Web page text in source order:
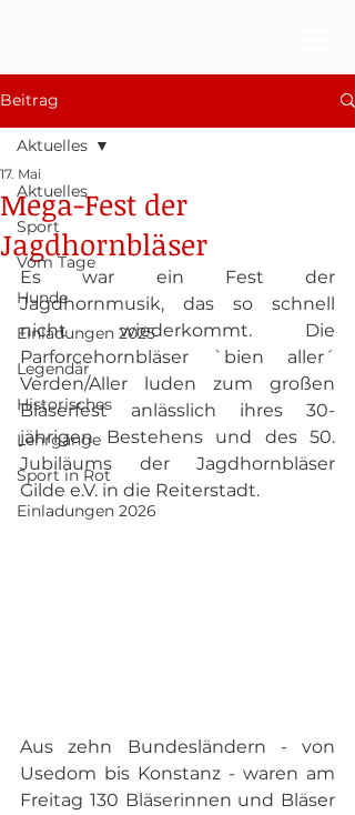
Beitrag
Aktuelles
Sport
Vom Tage
Hunde
Einladungen 2025
Legendär
Historisches
Lehrgänge
Sport in Rot
Einladungen 2026
Aktuelles
Mega-Fest der
Jagdhornbläser
17. Mai
Es war ein Fest der
Jagdhornmusik, das so schnell
nicht wiederkommt. Die
Parforcehornbläser `bien aller´
Verden/Aller luden zum großen
Bläserfest anlässlich ihres 30-
jährigen Bestehens und des 50.
Jubiläums der Jagdhornbläser
Gilde e.V. in die Reiterstadt.
Aus zehn Bundesländern - von
Usedom bis Konstanz - waren am
Freitag 130 Bläserinnen und Bläser